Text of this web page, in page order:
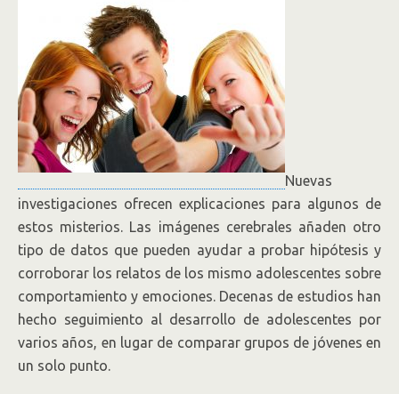
Nuevas
investigaciones ofrecen explicaciones para algunos de
estos misterios. Las imágenes cerebrales añaden otro
tipo de datos que pueden ayudar a probar hipótesis y
corroborar los relatos de los mismo adolescentes sobre
comportamiento y emociones. Decenas de estudios han
hecho seguimiento al desarrollo de adolescentes por
varios años, en lugar de comparar grupos de jóvenes en
un solo punto.